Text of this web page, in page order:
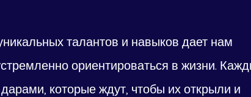
талантов и навыков дает нам
ориентироваться в жизни.
которые ждут, чтобы их открыли и